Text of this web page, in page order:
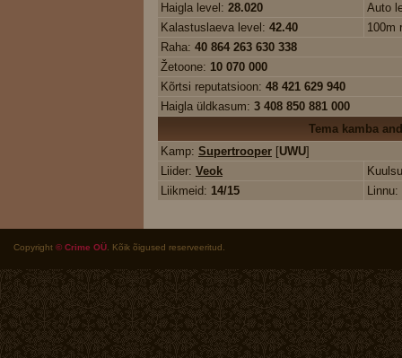
Haigla level: 28.020
Auto
Kalastuslaeva level: 42.40
100m
Raha: 40 864 263 630 338
Žetoone: 10 070 000
Kõrtsi reputatsioon: 48 421 629 940
Haigla üldkasum: 3 408 850 881 000
Tema kamba
Kamp: Supertrooper [UWU]
Liider: Veok
Liikmeid: 14/15 Linnu:
Copyright © Crime OÜ . Kõik õigused reserveeritud.